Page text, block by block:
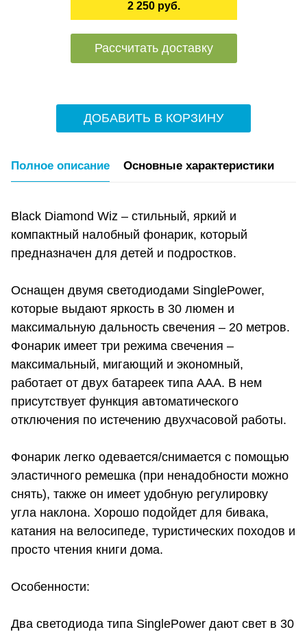
2 250 руб.
Рассчитать доставку
ДОБАВИТЬ В КОРЗИНУ
Полное описание Основные характеристики
Black Diamond Wiz – стильный, яркий и
компактный налобный фонарик, который
предназначен для детей и подростков.
Оснащен двумя светодиодами SinglePower,
которые выдают яркость в 30 люмен и
максимальную дальность свечения – 20 метров.
Фонарик имеет три режима свечения –
максимальный, мигающий и экономный,
работает от двух батареек типа ААА. В нем
присутствует функция автоматического
отключения по истечению двухчасовой работы.
Фонарик легко одевается/снимается с помощью
эластичного ремешка (при ненадобности можно
снять), также он имеет удобную регулировку
угла наклона. Хорошо подойдет для бивака,
катания на велосипеде, туристических походов и
просто чтения книги дома.
Особенности:
Два светодиода типа SinglePower дают свет в 30